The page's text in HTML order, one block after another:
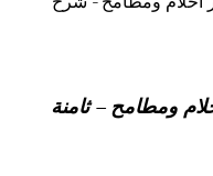
ومطامح – ثامنة